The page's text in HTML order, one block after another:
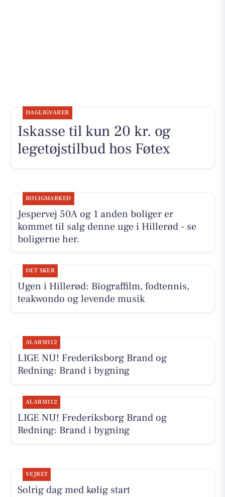
DAGLIGVARER
Iskasse til kun 20 kr. og
legetøjstilbud hos Føtex
BOLIGMARKED
Jespervej 50A og 1 anden boliger er
kommet til salg denne uge i Hillerød - se
boligerne her.
DET SKER
Ugen i Hillerød: Biograffilm, fodtennis,
teakwondo og levende musik
ALARM112
LIGE NU! Frederiksborg Brand og
Redning: Brand i bygning
ALARM112
LIGE NU! Frederiksborg Brand og
Redning: Brand i bygning
VEJRET
Solrig dag med kølig start